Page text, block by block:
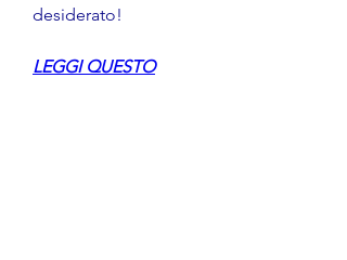
desiderato!
LEGGI QUESTO